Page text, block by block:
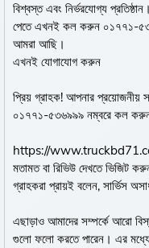
বিশ্বস্ত এবং নির্ভরযোগ্য
পেতে এখনই কল করুন ০১৭৭১-
আমরা আছি।
এখনই যোগাযোগ করুন
প্রিয় গ্রাহক! আপনার প্রয়োজনীয়
০১৭৭১-৫৩৬৯৯৯ নম্বরে কল করুন
https://
মতামত বা রিভিউ দেখতে ভিজিট
গ্রাহকরা প্রায়ই বলেন, সার্ভিস
এছাড়াও আমাদের সম্পর্কে আরো
গুলো ফলো করতে পারেন। এর মধ্যে